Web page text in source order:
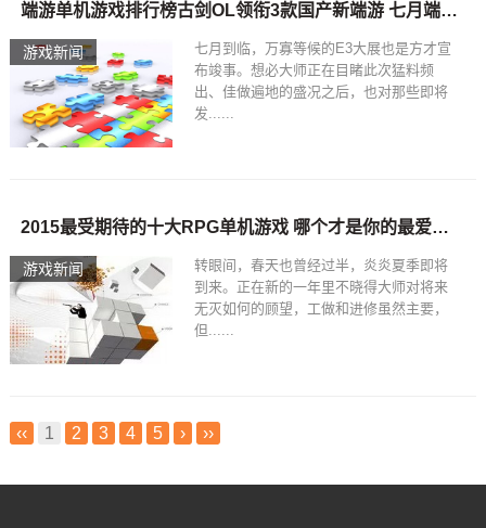
游戏新闻
端游单机游戏排行榜古剑OL领衔3款国产新端游 七月端游与单机大作推荐
七月到临，万寡等候的E3大展也是方才宣
布竣事。想必大师正在目睹此次猛料频
出、佳做遍地的盛况之后，也对那些即将
发......
游戏新闻
2015最受期待的十大RPG单机游戏 哪个才是你的最爱，端游单机游戏排行榜
转眼间，春天也曾经过半，炎炎夏季即将
到来。正在新的一年里不晓得大师对将来
无灭如何的顾望，工做和进修虽然主要，
但......
‹‹ 1 2 3 4 5 › ››